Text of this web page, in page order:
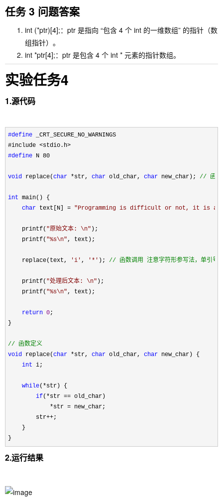
任务 3 问题答案
int (*ptr)[4];：ptr 是指向 “包含 4 个 int 的一维数组” 的指针（数
组指针）。
int *ptr[4];：ptr 是包含 4 个 int * 元素的指针数组。
实验任务4
1.源代码
#define _CRT_SECURE_NO_WARNINGS
#include
#define N 80
void replace(char *str, char old_char, char new_char); // 函
int main() {
char text[N] = "Programming is difficult or not, it is a
    printf(
"原始文本: \n" );
    printf(
"%s\n", text);
    replace(text,
'i ' , ' * ' ); // 函数调用 注意字符形参写法，单引号
    printf(
"处理后文本: \n" );
    printf(
"%s\n", text);
return 0;
}
// 函数定义
void replace(char *str, char old_char, char new_char) {
int i;
while(*str) {
if(*str == old_char)
*str = new_char;
        str
++;
    }
}
2.运行结果